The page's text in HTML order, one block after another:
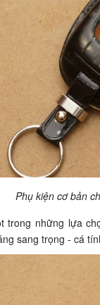
Phụ kiện cơ bản
trong những lựa
sang trọng - cá